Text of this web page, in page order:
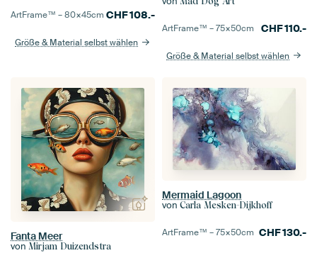
ArtFrame™ –80×45cm CHF108.-
Größe & Material selbst wählen
ArtFrame™ –75×50cm CHF110.-
Größe & Material selbst wählen
Fanta Meer
von Mirjam Duizendstra
Mermaid Lagoon
von Carla Mesken-Dijkhoff
ArtFrame™ –75×50cm CHF130.-